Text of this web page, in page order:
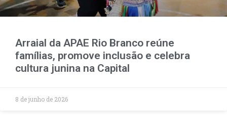
Arraial da APAE Rio Branco reúne
famílias, promove inclusão e celebra
cultura junina na Capital
8 de junho de 2026